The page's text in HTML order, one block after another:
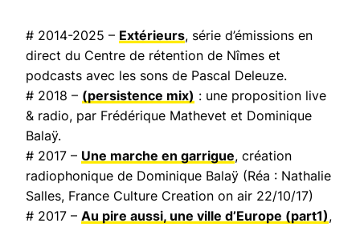
# 2014-2025 – Extérieurs, série d’émissions en
direct du Centre de rétention de Nîmes et
podcasts avec les sons de Pascal Deleuze.
# 2018 – (persistence mix) : une proposition live
& radio, par Frédérique Mathevet et Dominique
Balaÿ.
# 2017 – Une marche en garrigue, création
radiophonique de Dominique Balaÿ (Réa : Nathalie
Salles, France Culture Creation on air 22/10/17)
# 2017 – Au pire aussi, une ville d’Europe (part1),